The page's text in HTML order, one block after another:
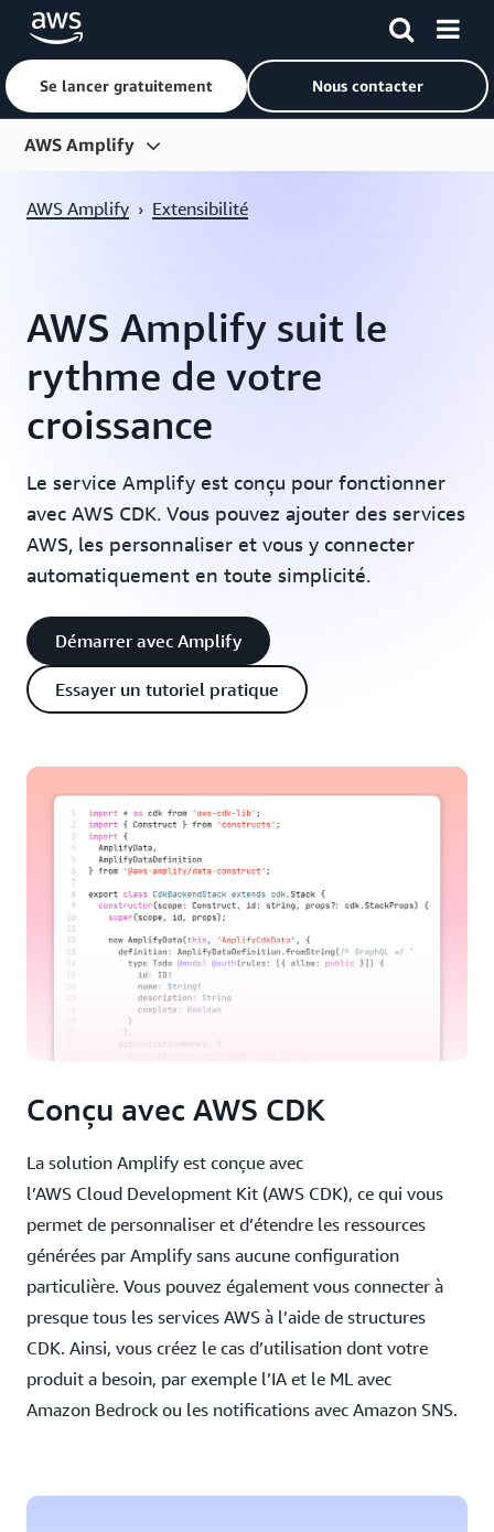
Passer au contenu principal
Se lancer gratuitement Nous contacter
AWS Amplify
Démarrer
Clients
AWS Amplify › Extensibilité
AWS Amplify suit le
rythme de votre
croissance
Le service Amplify est conçu pour fonctionner
avec AWS CDK. Vous pouvez ajouter des services
AWS, les personnaliser et vous y connecter
automatiquement en toute simplicité.
Démarrer avec Amplify
Essayer un tutoriel pratique
Conçu avec AWS CDK
La solution Amplify est conçue avec
l’AWS Cloud Development Kit (AWS CDK), ce qui vous
permet de personnaliser et d’étendre les ressources
générées par Amplify sans aucune configuration
particulière. Vous pouvez également vous connecter à
presque tous les services AWS à l’aide de structures
CDK. Ainsi, vous créez le cas d’utilisation dont votre
produit a besoin, par exemple l’IA et le ML avec
Amazon Bedrock ou les notifications avec Amazon SNS.